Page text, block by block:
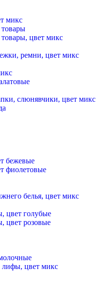
микс
цвет микс
ремни, цвет микс
слюнявчики, цвет микс
бежевые
фиолетовые
белья, цвет микс
цвет голубые
цвет розовые
цвет микс